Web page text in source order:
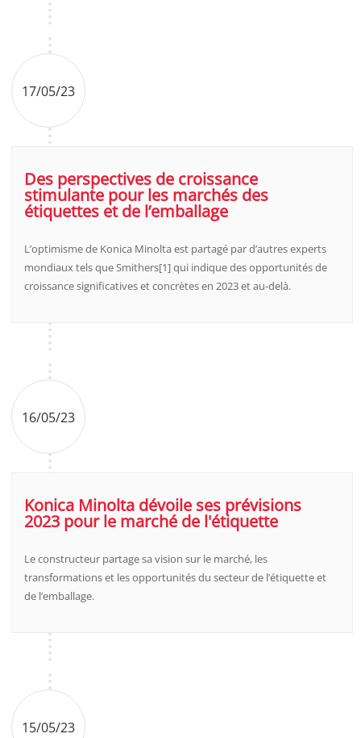
17/05/23
Des perspectives de croissance
stimulante pour les marchés des
étiquettes et de l’emballage
L’optimisme de Konica Minolta est partagé par d’autres experts
mondiaux tels que Smithers[1] qui indique des opportunités de
croissance significatives et concrètes en 2023 et au-delà.
16/05/23
Konica Minolta dévoile ses prévisions
2023 pour le marché de l'étiquette
Le constructeur partage sa vision sur le marché, les
transformations et les opportunités du secteur de l’étiquette et
de l’emballage.
15/05/23